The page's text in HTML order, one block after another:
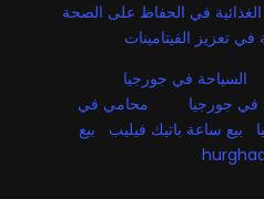
الغذائية في الحفاظ على الصحة
في تعزيز الفيتامينات
السياحة في جورجيا
جورجيا
محامي في
بيع ساعة باتيك فيليب
بيع